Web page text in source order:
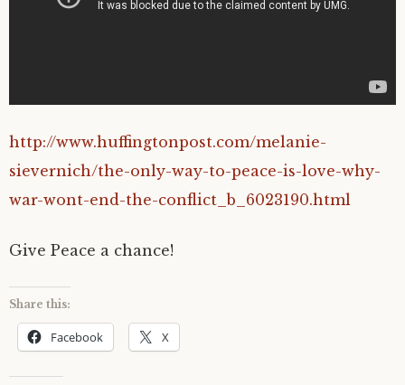
http://www.huffingtonpost.com/melanie-
sievernich/the-only-way-to-peace-is-love-why-
war-wont-end-the-conflict_b_6023190.html
Give Peace a chance!
Share this:
Facebook X